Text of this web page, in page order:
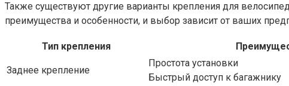
Также существуют другие варианты крепления для
преимущества и особенности, и выбор зависит от ваших
Тип крепления
Заднее крепление
Простота установки
Быстрый доступ к багажнику